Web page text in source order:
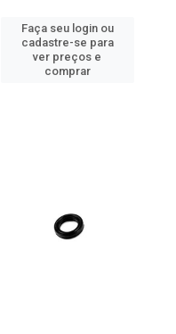
Faça seu login ou
cadastre-se para
ver preços e
comprar